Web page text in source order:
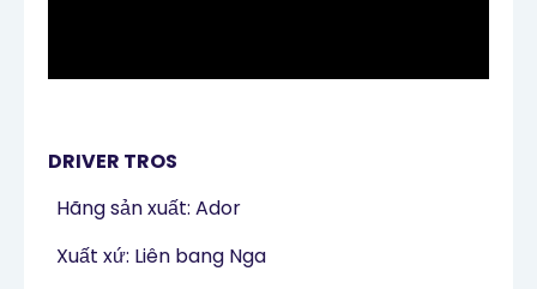
DRIVER TROS
Hãng sản xuất: Ador
Xuất xứ: Liên bang Nga